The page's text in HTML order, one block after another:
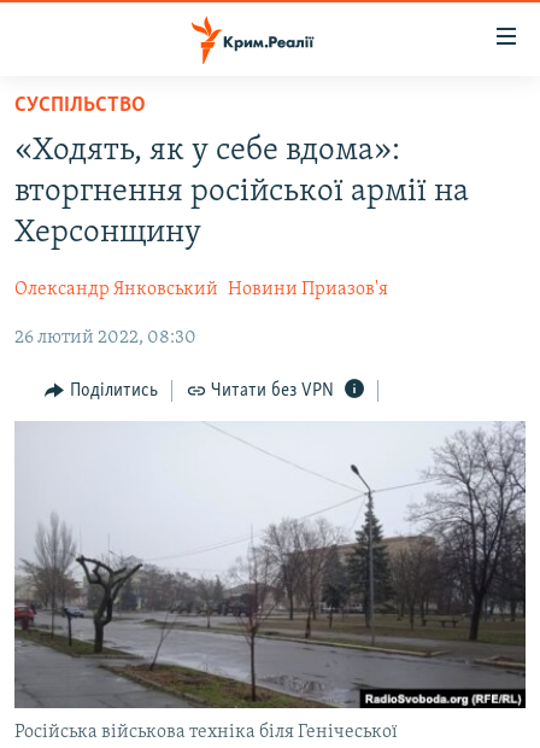
Перейти
основного
матеріалу
Перейти
до
основної
Перейти
пошуку
ВОДА.КРИМ
ВІДЕО ТА ФОТО
БЛОГИ
ПОГЛЯД
ІНТЕРВ'Ю
ДЕПОРТАЦІЯ
ВІДЕОУРОКИ «ELIFBE»
СВІДЧЕННЯ ОКУПАЦІЇ
УКРАЇНСЬКА ПРОБЛЕМА КРИМУ
ІНФОГРАФІКА
ЯК ОБІЙТИ БЛОКУВАННЯ
Русский
Qırımtatar
ДОЛУЧАЙСЯ!
СУСПІЛЬСТВО
«Ходять, як у себе вдома»:
вторгнення російської армії на
Херсонщину
Олександр Янковський Новини Приазов'я
26 лютий 2022, 08:30
Поділитись Читати без VPN
Російська військова техніка біля Генічеської